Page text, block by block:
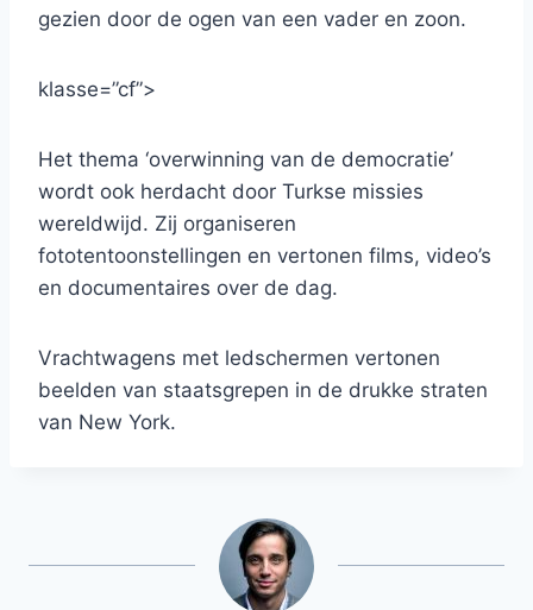
gezien door de ogen van een vader en zoon.
klasse=”cf”>
Het thema ‘overwinning van de democratie’
wordt ook herdacht door Turkse missies
wereldwijd. Zij organiseren
fototentoonstellingen en vertonen films, video’s
en documentaires over de dag.
Vrachtwagens met ledschermen vertonen
beelden van staatsgrepen in de drukke straten
van New York.